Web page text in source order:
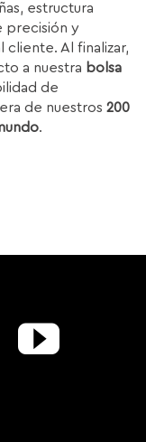
estructura
precisión y
cliente. Al finalizar,
a nuestra bolsa
de
de nuestros200
.